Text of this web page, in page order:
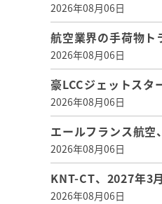
2026年08月06日
航空業界の手荷物
2026年08月06日
豪LCCジェットスタ
2026年08月06日
エールフランス航
2026年08月06日
KNT-CT、2027年3
2026年08月06日